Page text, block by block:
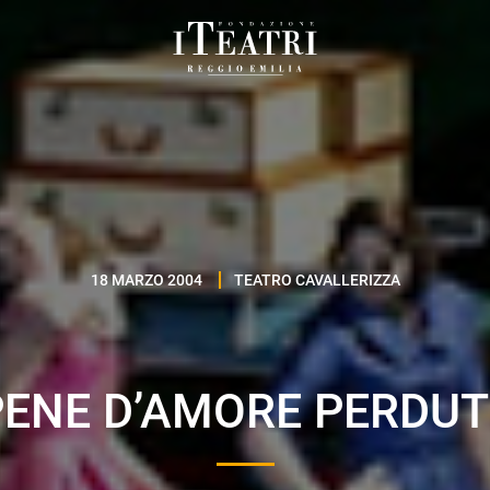
Fondazione
Reggio
Emilia
18 MARZO 2004 TEATRO CAVALLERIZZA
D’AMORE